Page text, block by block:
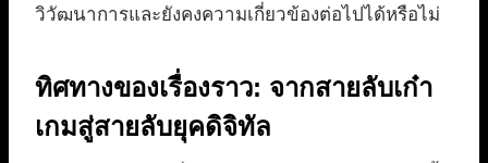
วิวัฒนาการและยังคงความเกี่ยวข้องต่อไปได้หรือไม่
ทิศทางของเรื่องราว: จากสายลับเก๋า
เกมสู่สายลับยุคดิจิทัล